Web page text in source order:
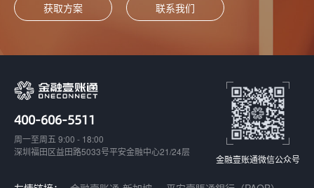
获取方案 联系我们
400-606-5511
周一至周五 9:00 - 18:00
深圳福田区益田路5033号平安金融中心21/24层
金融壹账通微信公众号